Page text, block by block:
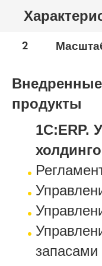
2
продукты
1С:ERP.
запасами